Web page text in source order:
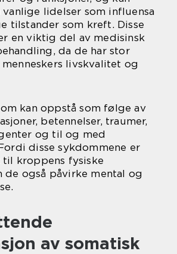
lidelser som influensa
tilstander som kreft. Disse
en viktig del av medisinsk
da de har stor
livskvalitet og
kan oppstå som følge av
betennelser, traumer,
og til og med
disse sykdommene er
kroppens fysiske
de også påvirke mental og
av somatisk